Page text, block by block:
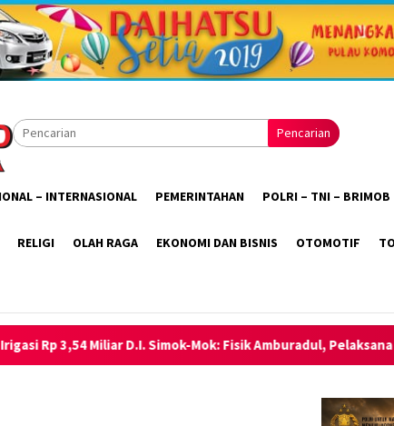
Pencarian
– INTERNASIONAL PEMERINTAHAN POLRI – TNI – BRIMOB
RELIGI OLAH RAGA EKONOMI DAN BISNIS OTOMOTIF
Mok: Fisik Amburadul, Pelaksana dan Pengawas Rumpun di